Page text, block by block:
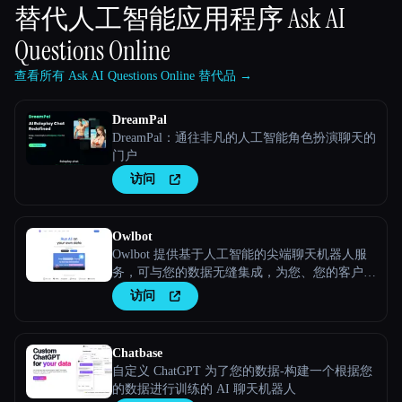
替代人工智能应用程序Ask AI
Questions Online
查看所有 Ask AI Questions Online 替代品 →
DreamPal
DreamPal：通往非凡的人工智能角色扮演聊天的
门户
访问
Owlbot
Owlbot 提供基于人工智能的尖端聊天机器人服
务，可与您的数据无缝集成，为您、您的客户或
团队提供即时响应。
访问
Chatbase
自定义 ChatGPT 为了您的数据-构建一个根据您
的数据进行训练的 AI 聊天机器人